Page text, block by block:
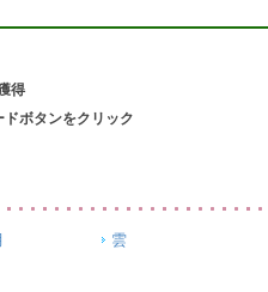
得
ボタンをクリック
雲